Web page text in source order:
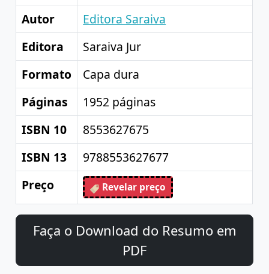
Autor
Editora Saraiva
Editora
Saraiva Jur
Formato
Capa dura
Páginas
1952 páginas
ISBN 10
8553627675
ISBN 13
9788553627677
Preço
Revelar preço
Faça o Download do Resumo em
PDF